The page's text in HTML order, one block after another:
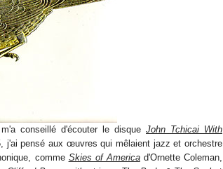
m'a conseillé d'écouter le disque John Tchicai With
j'ai pensé aux œuvres qui mêlaient jazz et orchestre
comme Skies of Americad'Ornette Coleman,